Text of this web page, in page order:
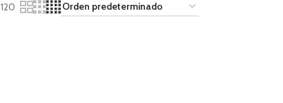
120